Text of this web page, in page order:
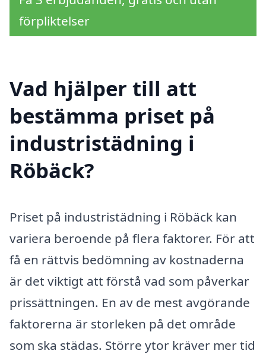
förpliktelser
Vad hjälper till att
bestämma priset på
industristädning i
Röbäck?
Priset på industristädning i Röbäck kan
variera beroende på flera faktorer. För att
få en rättvis bedömning av kostnaderna
är det viktigt att förstå vad som påverkar
prissättningen. En av de mest avgörande
faktorerna är storleken på det område
som ska städas. Större ytor kräver mer tid